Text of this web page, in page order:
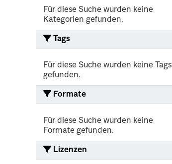
Für diese Suche wurden keine
Kategorien gefunden.
Tags
Für diese Suche wurden keine Tags
gefunden.
Formate
Für diese Suche wurden keine
Formate gefunden.
Lizenzen